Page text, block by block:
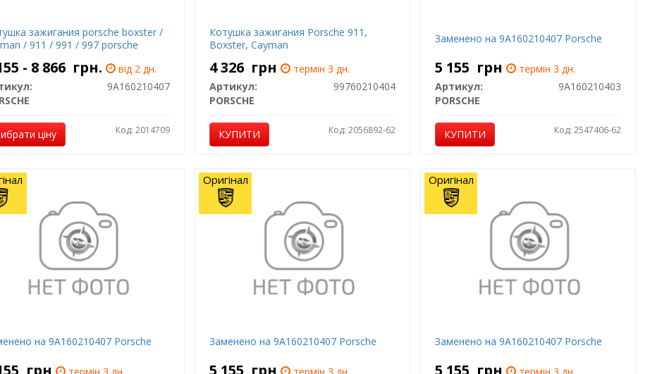
зажигания porsche boxster /
/ 911 / 991 / 997 porsche
- 8 866 грн.
від 2 дн.
9A160210407
ціну Код: 2014709
Котушка зажигания Porsche 911,
Boxster, Cayman
4 326 грн
термін 3 дн.
Артикул:
99760210404
PORSCHE
КУПИТИ Код: 2056892-62
Заменено на 9A160210407 Porsche
5 155 грн
термін 3 дн.
Артикул:
9A160210403
PORSCHE
КУПИТИ Код: 2547406-62
на 9A160210407 Porsche
грн
Заменено на 9A160210407 Porsche
5 155 грн
Оригінал
Заменено на 9A160210407 Porsche
5 155 грн
Оригінал